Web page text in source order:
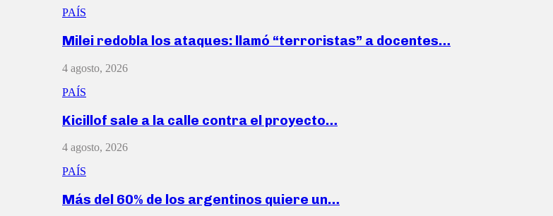
PAÍS
Milei redobla los ataques: llamó “terroristas” a docentes…
4 agosto, 2026
PAÍS
Kicillof sale a la calle contra el proyecto…
4 agosto, 2026
PAÍS
Más del 60% de los argentinos quiere un…